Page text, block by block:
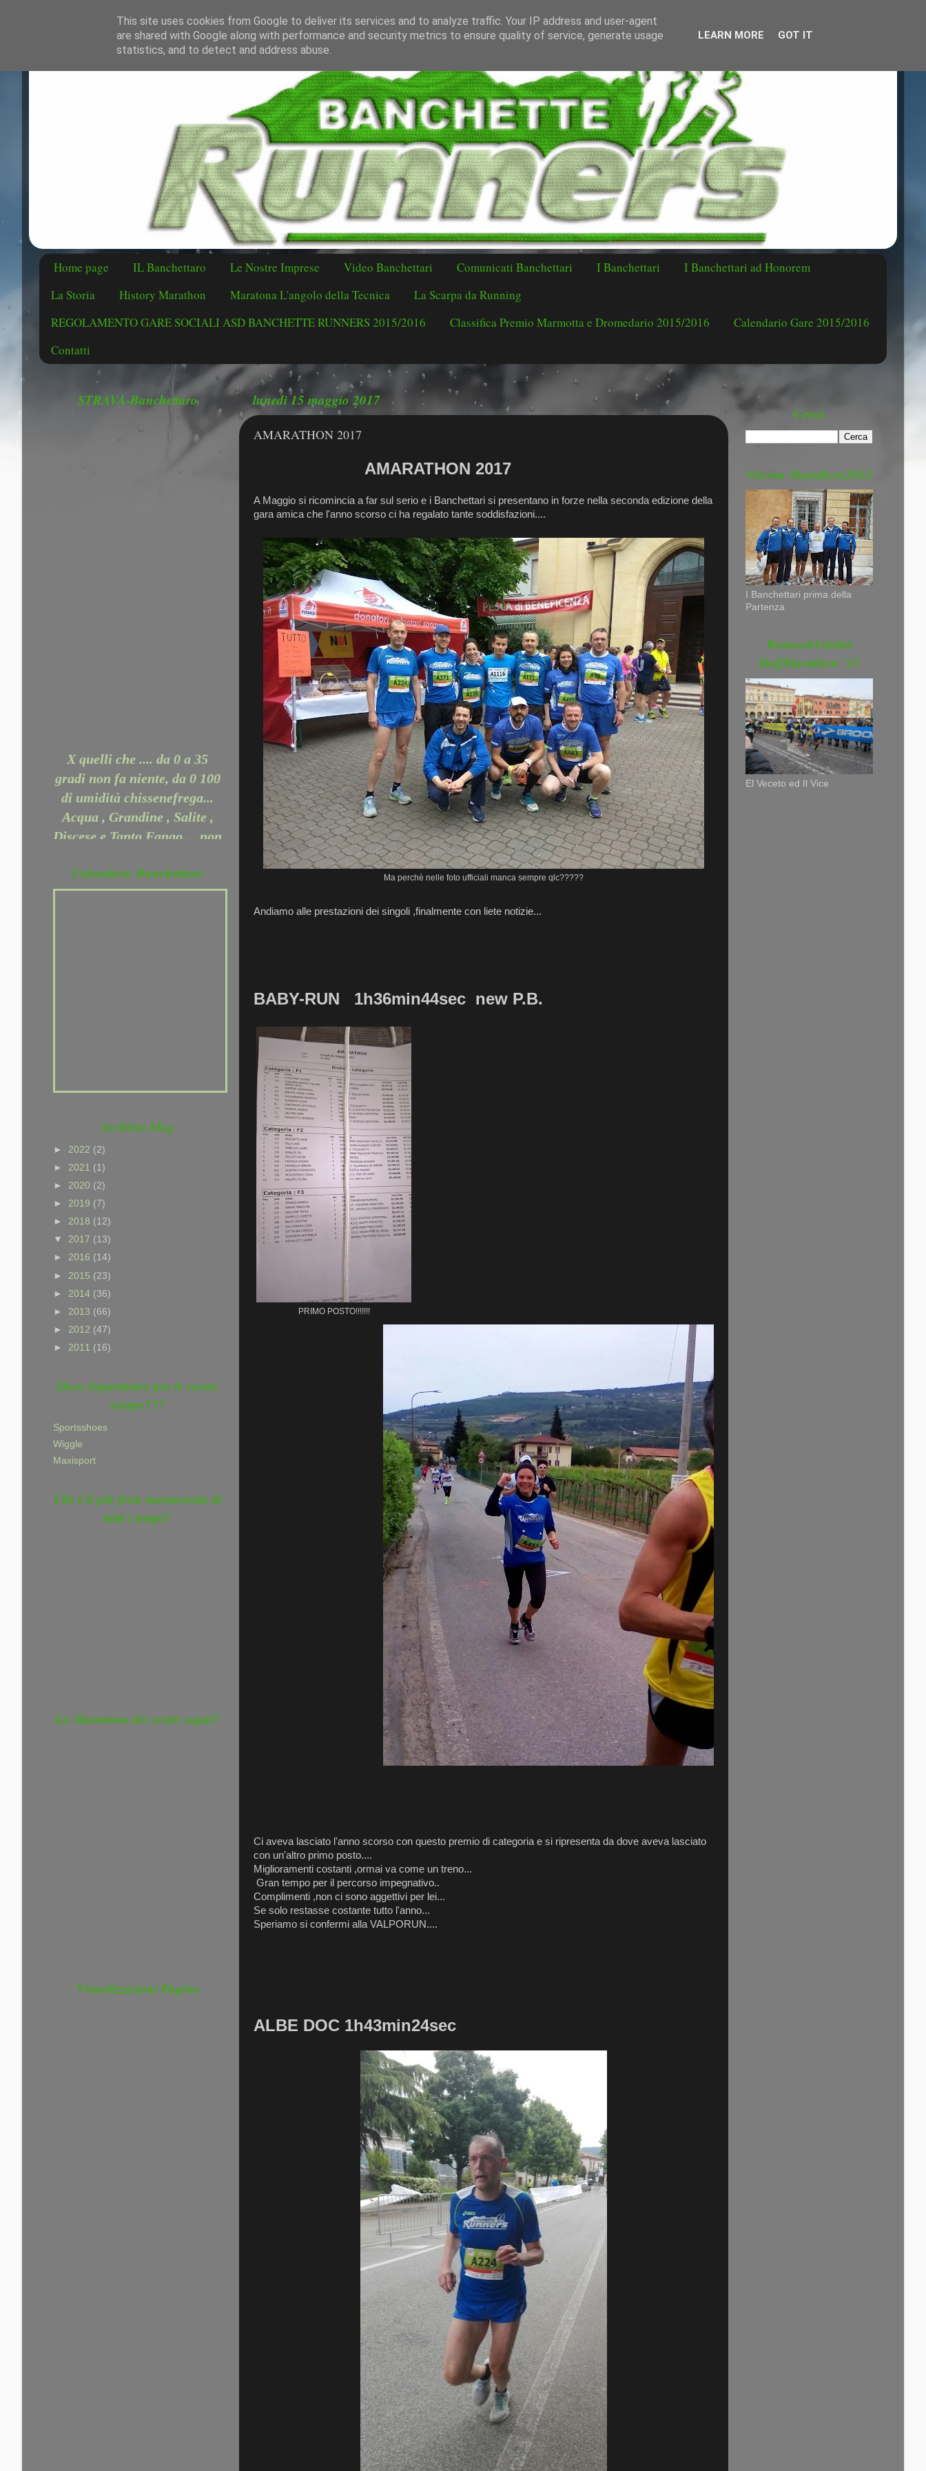
Home page IL Banchettaro Le Nostre Imprese Video Banchettari Comunicati Banchettari I Banchettari
I Banchettari ad Honorem
La Storia
History Marathon Maratona L'angolo della Tecnica
La Scarpa da Running
REGOLAMENTO GARE SOCIALI ASD BANCHETTE RUNNERS 2015/2016
Classifica Premio Marmotta e Dromedario 2015/2016
Calendario Gare 2015/2016
Contatti
lunedì 15 maggio 2017
AMARATHON 2017
AMARATHON 2017
A Maggio si ricomincia a far sul serio e i Banchettari si presentano in forze nella seconda edizione della
gara amica che l'anno scorso ci ha regalato tante soddisfazioni....
Ma perchè nelle foto ufficiali manca sempre qlc?????
Andiamo alle prestazioni dei singoli ,finalmente con liete notizie...
BABY-RUN 1h36min44sec new P.B.
PRIMO POSTO!!!!!!!
Ci aveva lasciato l'anno scorso con questo premio di categoria e si ripresenta da dove aveva lasciato
con un'altro primo posto....
Miglioramenti costanti ,ormai va come un treno...
Gran tempo per il percorso impegnativo..
Complimenti ,non ci sono aggettivi per lei...
Se solo restasse costante tutto l'anno...
Speriamo si confermi alla VALPORUN....
ALBE DOC 1h43min24sec
STRAVA-Banchettaro
gradi non fa niente, da 0 100
di umidità chissenefrega...
Acqua , Grandine , Salite ,
Discese e Tanto Fango.... non
ci ferma nessuno.... Perchè
calcio, a tennis, a rugby o a
poker . Non puoi dire che
Calendario Banchettaro
Archivio blog
► 2022 (2)
► 2021 (1)
► 2020 (2)
► 2019 (7)
► 2018 (12)
▼ 2017 (13)
► 2016 (14)
► 2015 (23)
► 2014 (36)
► 2013 (66)
► 2012 (47)
► 2011 (16)
Dove risparmiare per le vostre
scarpe???
Sportsshoes
Wiggle
Maxisport
Chi è il più forte maratoneta di
tutti i tempi?
La Maratona dei vostri sogni?
Visualizzazioni Pagine
Cerca
Verona Marathon2012
I Banchettari prima della
Partenza
Romeo&Giuliet
HalfMarathon '13
El Veceto ed Il Vice
This site uses cookies from Google to deliver its services and to analyze traffic. Your IP address and user-agent
are shared with Google along with performance and security metrics to ensure quality of service, generate usage
statistics, and to detect and address abuse.
LEARN MORE GOT IT